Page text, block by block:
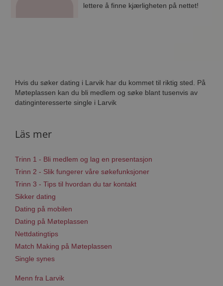
lettere å finne kjærligheten på nettet!
Hvis du søker dating i Larvik har du kommet til riktig sted. På
Møteplassen kan du bli medlem og søke blant tusenvis av
datinginteresserte single i Larvik
Läs mer
Trinn 1 - Bli medlem og lag en presentasjon
Trinn 2 - Slik fungerer våre søkefunksjoner
Trinn 3 - Tips til hvordan du tar kontakt
Sikker dating
Dating på mobilen
Dating på Møteplassen
Nettdatingtips
Match Making på Møteplassen
Single synes
Menn fra Larvik